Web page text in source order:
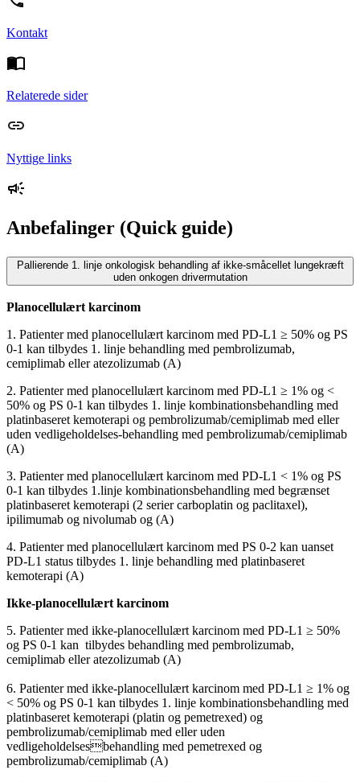
Kontakt
Relaterede sider
Nyttige links
Anbefalinger (Quick guide)
Pallierende 1. linje onkologisk behandling af ikke-småcellet lungekræft
uden onkogen drivermutation
Planocellulært karcinom
1. Patienter med planocellulært karcinom med PD-L1 ≥ 50% og PS
0-1 kan tilbydes 1. linje behandling med pembrolizumab,
cemiplimab eller atezolizumab (A)
2. Patienter med planocellulært karcinom med PD-L1 ≥ 1% og <
50% og PS 0-1 kan tilbydes 1. linje kombinationsbehandling med
platinbaseret kemoterapi og pembrolizumab/cemiplimab med eller
uden vedligeholdelses-behandling med pembrolizumab/cemiplimab
(A)
3. Patienter med planocellulært karcinom med PD-L1 < 1% og PS
0-1 kan tilbydes 1.linje kombinationsbehandling med begrænset
platinbaseret kemoterapi (2 serier carboplatin og paclitaxel),
ipilimumab og nivolumab og (A)
4. Patienter med planocellulært karcinom med PS 0-2 kan uanset
PD-L1 status tilbydes 1. linje behandling med platinbaseret
kemoterapi (A)
Ikke-planocellulært karcinom
5. Patienter med ikke-planocellulært karcinom med PD-L1 ≥ 50%
og PS 0-1 kan tilbydes behandling med pembrolizumab,
cemiplimab eller atezolizumab (A)
6. Patienter med ikke-planocellulært karcinom med PD-L1 ≥ 1% og
< 50% og PS 0-1 kan tilbydes 1. linje kombinationsbehandling med
platinbaseret kemoterapi (platin og pemetrexed) og
pembrolizumab/cemiplimab med eller uden
vedligeholdelsesbehandling med pemetrexed og
pembrolizumab/cemiplimab (A)